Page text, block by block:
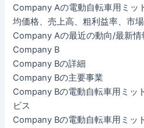
Company Aの電動自転車用ミッ
均価格、売上高、粗利益率、市
Company Aの最近の動向/最新情
Company B
Company Bの詳細
Company Bの主要事業
Company Bの電動自転車用ミッ
ビス
Company Bの電動自転車用ミッ